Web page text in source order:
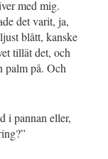
med mig.
det varit, ja,
blått, kanske
tillät det, och
palm på. Och
i pannan eller,